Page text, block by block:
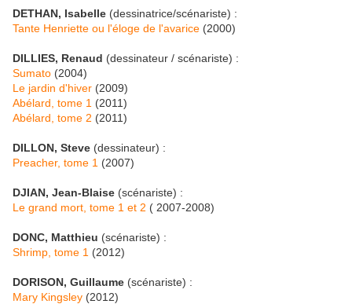
DETHAN, Isabelle (dessinatrice/scénariste) :
Tante Henriette ou l'éloge de l'avarice (2000)
DILLIES, Renaud (dessinateur / scénariste) :
Sumato (2004)
Le jardin d'hiver (2009)
Abélard, tome 1 (2011)
Abélard, tome 2 (2011)
DILLON, Steve (dessinateur) :
Preacher, tome 1 (2007)
DJIAN, Jean-Blaise (scénariste) :
Le grand mort, tome 1 et 2 ( 2007-2008)
DONC, Matthieu (scénariste) :
Shrimp, tome 1 (2012)
DORISON, Guillaume (scénariste) :
Mary Kingsley (2012)